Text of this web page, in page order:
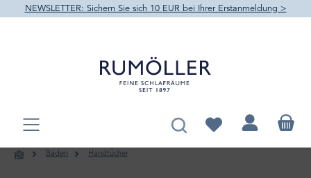
springen
NEWSLETTER: Sichern Sie sich 10 EUR bei Ihrer Erstanmeldung >
Du hast 0 Produkte
Baden Handtücher